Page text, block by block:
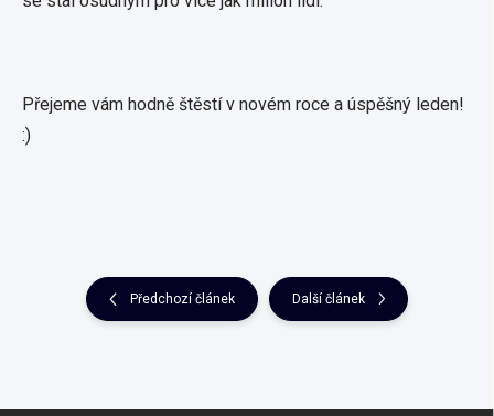
Přejeme vám hodně štěstí v novém roce a úspěšný leden!
:)
Předchozí článek Další článek